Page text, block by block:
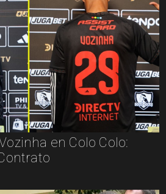
en Colo Colo: